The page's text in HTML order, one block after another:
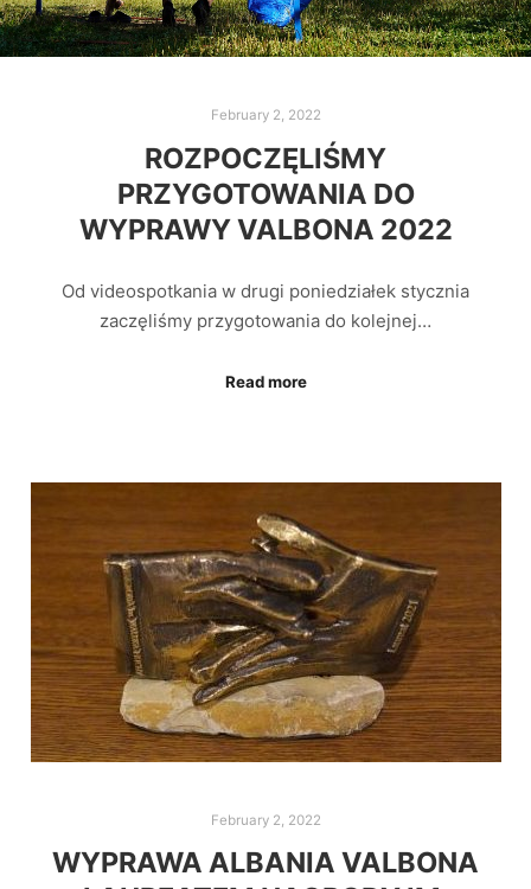
February 2, 2022
ROZPOCZĘLIŚMY
PRZYGOTOWANIA DO
WYPRAWY VALBONA 2022
Od videospotkania w drugi poniedziałek stycznia
zaczęliśmy przygotowania do kolejnej…
Read more
February 2, 2022
WYPRAWA ALBANIA VALBONA